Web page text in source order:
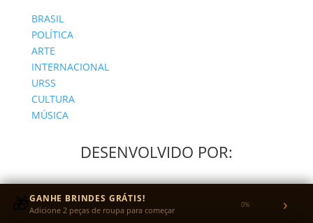
BRASIL
POLÍTICA
ARTE
INTERNACIONAL
URSS
CULTURA
MÚSICA
DESENVOLVIDO POR:
🎁GANHE BRINDES GRÁTIS!
Adicione 2 peças de roupa para começar 0% ›